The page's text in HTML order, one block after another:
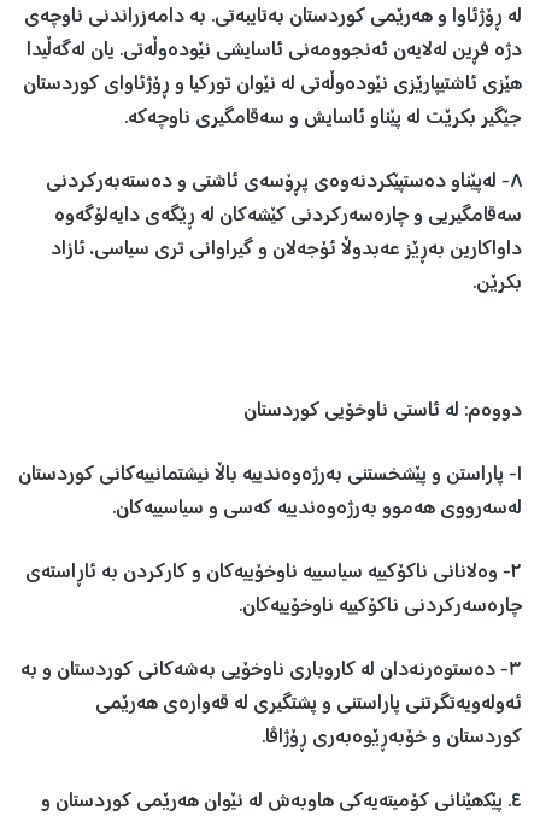
لە ڕۆژئاوا و ھەرێمی کوردستان بەتایبەتی. بە دامەزراندنی ناوچەی
دژە فڕین لەلایەن ئەنجوومەنی ئاسایشی نێودەوڵەتی. یان لەگەڵیدا
ھێزی ئاشتیپارێزی نێودەوڵەتی لە نێوان تورکیا و ڕۆژئاوای کوردستان
جێگیر بکرێت لە پێناو ئاسایش و سەقامگیری ناوچەکە.
٨- لەپێناو دەستپێکردنەوەی پڕۆسەی ئاشتی و دەستەبەرکردنی
سەقامگیریی و چارەسەرکردنی کێشەکان لە ڕێگەی دایەلۆگەوە
داواکارین بەڕێز عەبدوڵا ئۆجەلان و گیراوانی تری سیاسی، ئازاد
بکرێن.
دووەم: لە ئاستی ناوخۆیی کوردستان
١- پاراستن و پێشخستنی بەرژەوەندییە باڵا نیشتمانییەکانی کوردستان
لەسەرووی ھەموو بەرژەوەندییە کەسی و سیاسییەکان.
٢- وەلانانی ناکۆکییە سیاسییە ناوخۆییەکان و کارکردن بە ئاڕاستەی
چارەسەرکردنی ناکۆکییە ناوخۆییەکان.
٣- دەستوەرنەدان لە کاروباری ناوخۆیی بەشەکانی کوردستان و بە
ئەولەویەتگرتنی پاراستنی و پشتگیری لە قەوارەی ھەرێمی
کوردستان و خۆبەڕێوەبەری ڕۆژاڤا.
٤. پێکھێنانی کۆمیتەیەکی ھاوبەش لە نێوان ھەرێمی کوردستان و